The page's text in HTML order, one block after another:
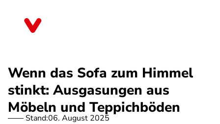
Wenn das Sofa zum Himmel
stinkt: Ausgasungen aus
Möbeln und Teppichböden
Stand:06. August 2025